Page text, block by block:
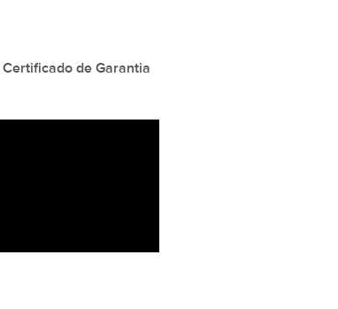
de Garantia